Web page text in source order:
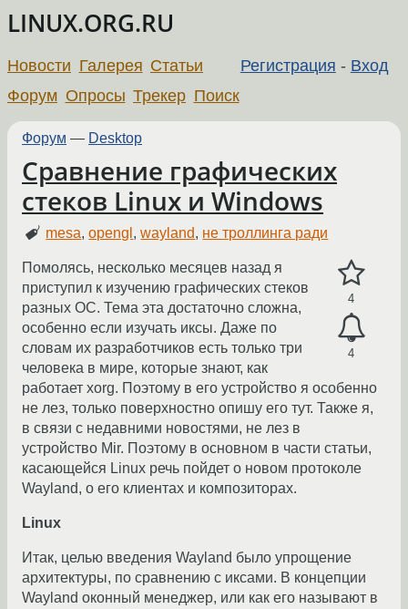
LINUX.ORG.RU
Регистрация - Вход
Новости Галерея Статьи
Форум Опросы Трекер Поиск
Форум — Desktop
Сравнение графических
стеков Linux и Windows
mesa,opengl ,wayland, не троллинга ради
4
4
Помолясь, несколько месяцев назад я
приступил к изучению графических стеков
разных ОС. Тема эта достаточно сложна,
особенно если изучать иксы. Даже по
словам их разработчиков есть только три
человека в мире, которые знают, как
работает xorg. Поэтому в его устройство я особенно
не лез, только поверхностно опишу его тут. Также я,
в связи с недавними новостями, не лез в
устройство Mir. Поэтому в основном в части статьи,
касающейся Linux речь пойдет о новом протоколе
Wayland, о его клиентах и композиторах.
Linux
Итак, целью введения Wayland было упрощение
архитектуры, по сравнению с иксами. В концепции
Wayland оконный менеджер, или как его называют в